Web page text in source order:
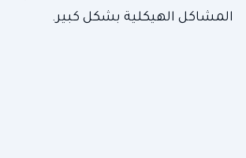
المشاكل الهيكلية بشكل كبير.